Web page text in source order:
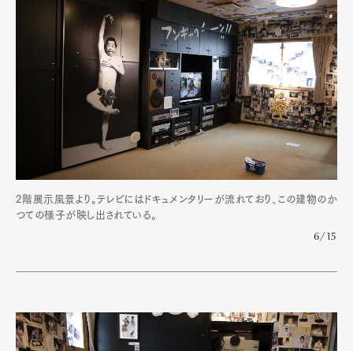
2階展示風景より。テレビにはドキュメンタリーが流れており、この建物のか
つての様子が映し出されている。
6/15